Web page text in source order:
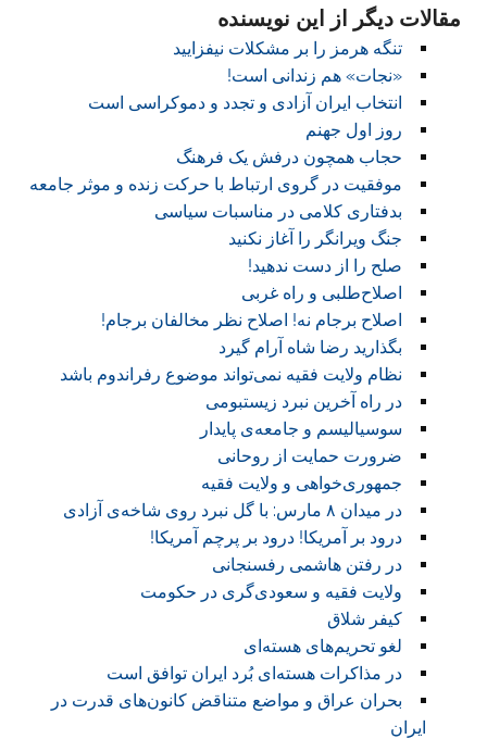
مقالات دیگر از این نویسنده
تنگه هرمز را بر مشکلات نیفزایید
«نجات» هم زندانی است!
انتخاب ایران آزادی و تجدد و دموکراسی است
روز اول جهنم
حجاب همچون درفش یک فرهنگ
موفقیت در گروی ارتباط با حرکت زنده و موثر جامعه
بدفتاری کلامی در مناسبات سیاسی
جنگ ویرانگر را آغاز نکنید
صلح را از دست ندهید!
اصلاح‌طلبی و راه غربی
اصلاح برجام نه! اصلاح نظر مخالفان برجام!
بگذارید رضا شاه آرام گیرد
نظام ولایت فقیه نمی‌تواند موضوع رفراندوم باشد
در راه آخرین نبرد زیستبومی
سوسیالیسم و جامعه‌ی پایدار
ضرورت حمایت از روحانی
جمهوری‌خواهی و ولایت فقیه
در میدان ٨ مارس: با گل نبرد روی شاخه‌ی آزادی
درود بر آمریکا! درود بر پرچم آمریکا!
در رفتن هاشمی رفسنجانی
ولایت فقیه و سعودی‌گری در حکومت
کیفر شلاق
لغو تحریم‌های هسته‌ای
در مذاکرات هسته‌ای بُرد ایران توافق است
بحران عراق و مواضع متناقض کانون‌های قدرت در
ایران